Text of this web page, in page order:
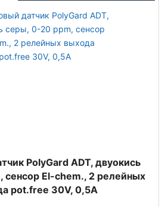
PolyGard ADT, двуокись
El-chem., 2 релейных
pot.free 30V, 0,5A